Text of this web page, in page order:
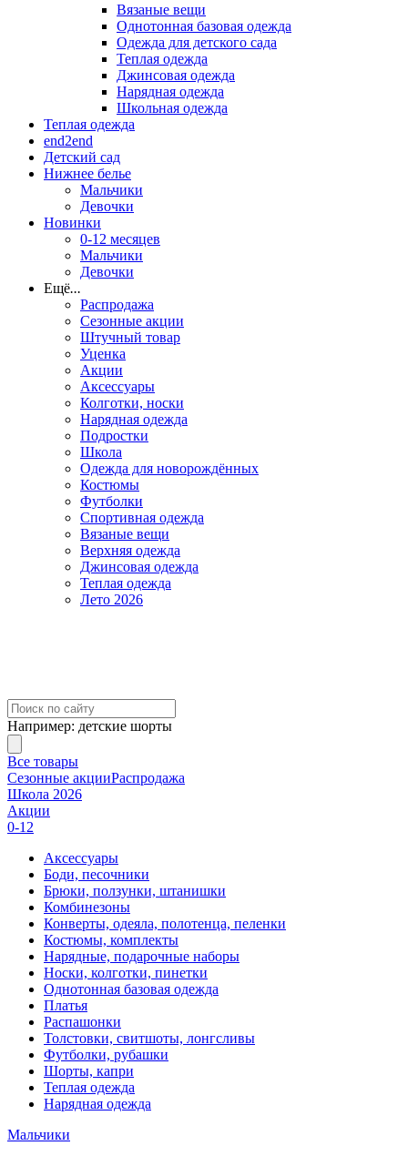
Вязаные вещи
Однотонная базовая одежда
Одежда для детского сада
Теплая одежда
Джинсовая одежда
Нарядная одежда
Школьная одежда
Теплая одежда
end2end
Детский сад
Нижнее белье
Мальчики
Девочки
Новинки
0-12 месяцев
Мальчики
Девочки
Ещё...
Распродажа
Сезонные акции
Штучный товар
Уценка
Акции
Аксессуары
Колготки, носки
Нарядная одежда
Подростки
Школа
Одежда для новорождённых
Костюмы
Футболки
Спортивная одежда
Вязаные вещи
Верхняя одежда
Джинсовая одежда
Теплая одежда
Лето 2026
Например: детские шорты
Все товары
Сезонные акцииРаспродажа
Школа 2026
Акции
0-12
Аксессуары
Боди, песочники
Брюки, ползунки, штанишки
Комбинезоны
Конверты, одеяла, полотенца, пеленки
Костюмы, комплекты
Нарядные, подарочные наборы
Носки, колготки, пинетки
Однотонная базовая одежда
Платья
Распашонки
Толстовки, свитшоты, лонгсливы
Футболки, рубашки
Шорты, капри
Теплая одежда
Нарядная одежда
Мальчики